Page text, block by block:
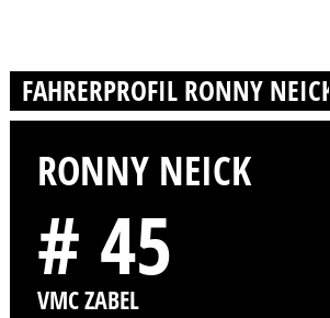
FAHRERPROFIL RONNY NEICK
RONNY NEICK
# 45
VMC ZABEL